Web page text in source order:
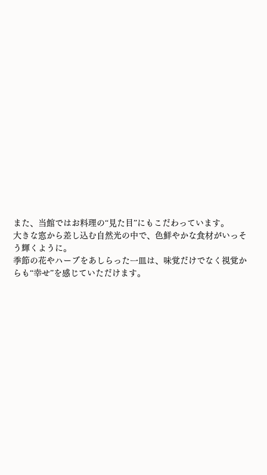
また、当館ではお料理の“見た目”にもこだわっています。
大きな窓から差し込む自然光の中で、色鮮やかな食材がいっそ
う輝くように。
季節の花やハーブをあしらった一皿は、味覚だけでなく視覚か
らも“幸せ”を感じていただけます。